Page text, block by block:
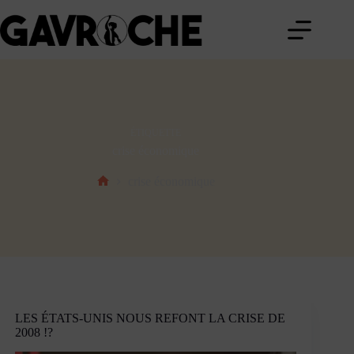
au
contenu
LES ÉTATS-UNIS NOUS REFONT LA CRISE DE
2008 !?